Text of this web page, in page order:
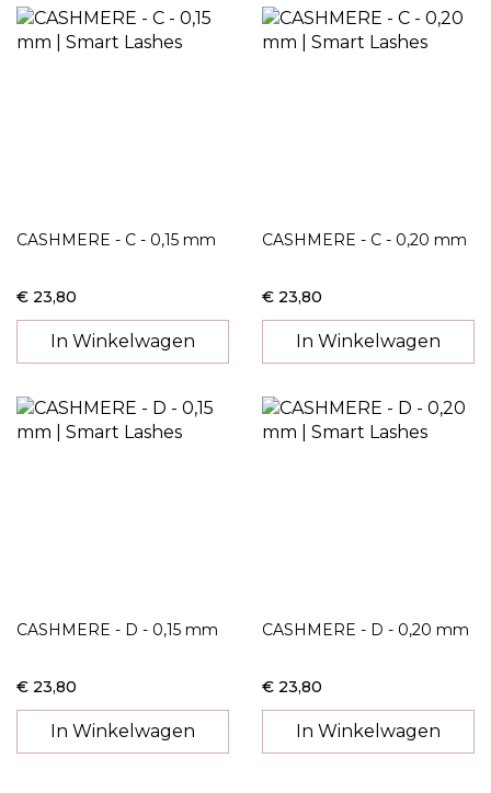
sorteren
CASHMERE - C - 0,15 mm
€ 23,80
In Winkelwagen
CASHMERE - C - 0,20 mm
€ 23,80
In Winkelwagen
CASHMERE - D - 0,15 mm
€ 23,80
In Winkelwagen
CASHMERE - D - 0,20 mm
€ 23,80
In Winkelwagen